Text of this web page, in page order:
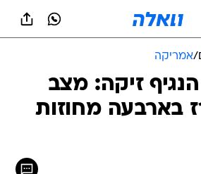
/אמריקה
זיקה: מצב
בארבעה מחוזות